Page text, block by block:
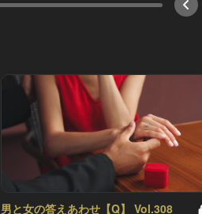
男と女の答えあわせ【Q】 Vol.308